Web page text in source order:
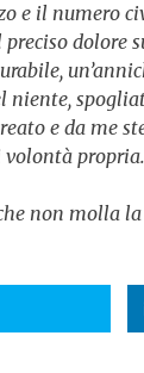
e il numero
dolore
e da me
volontà propria.
non molla